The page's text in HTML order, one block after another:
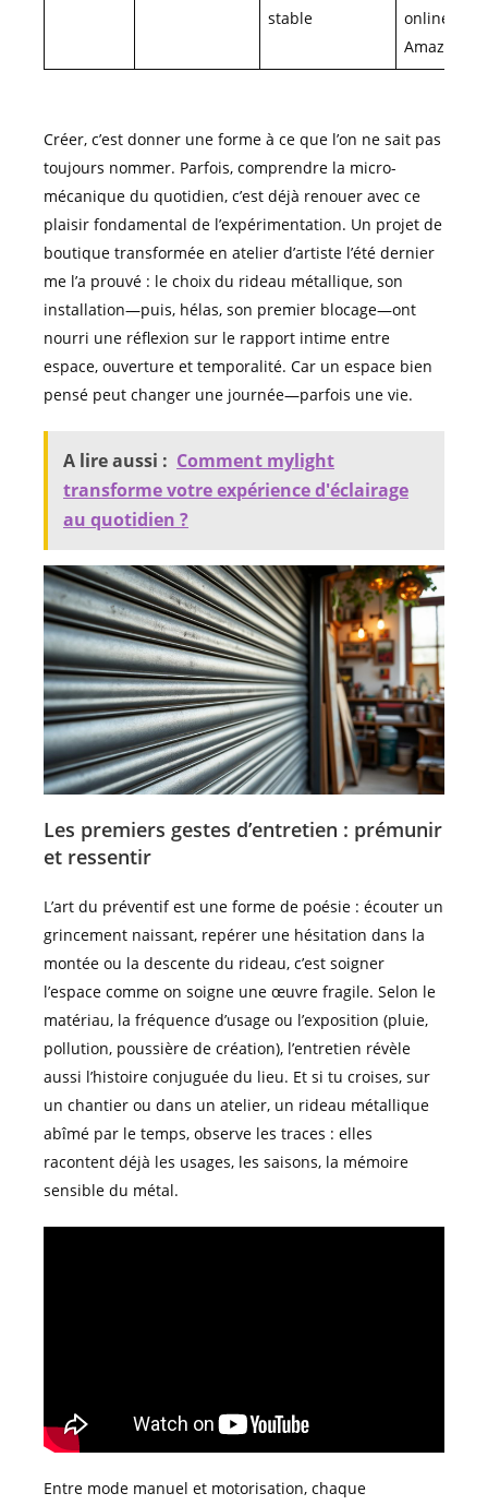
stable
online,
Amazon
Créer, c’est donner une forme à ce que l’on ne sait pas
toujours nommer. Parfois, comprendre la micro-
mécanique du quotidien, c’est déjà renouer avec ce
plaisir fondamental de l’expérimentation. Un projet de
boutique transformée en atelier d’artiste l’été dernier
me l’a prouvé : le choix du rideau métallique, son
installation—puis, hélas, son premier blocage—ont
nourri une réflexion sur le rapport intime entre
espace, ouverture et temporalité. Car un espace bien
pensé peut changer une journée—parfois une vie.
A lire aussi : Comment mylight
transforme votre expérience d'éclairage
au quotidien ?
Les premiers gestes d’entretien : prémunir
et ressentir
L’art du préventif est une forme de poésie : écouter un
grincement naissant, repérer une hésitation dans la
montée ou la descente du rideau, c’est soigner
l’espace comme on soigne une œuvre fragile. Selon le
matériau, la fréquence d’usage ou l’exposition (pluie,
pollution, poussière de création), l’entretien révèle
aussi l’histoire conjuguée du lieu. Et si tu croises, sur
un chantier ou dans un atelier, un rideau métallique
abîmé par le temps, observe les traces : elles
racontent déjà les usages, les saisons, la mémoire
sensible du métal.
Entre mode manuel et motorisation, chaque